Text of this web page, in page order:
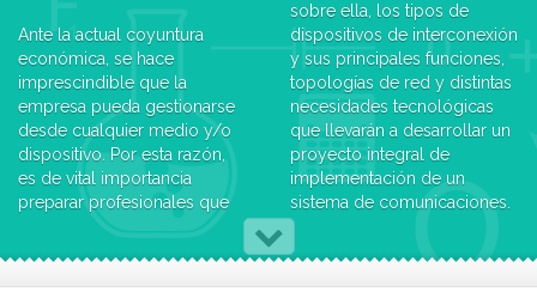
Ante la actual coyuntura
económica, se hace
imprescindible que la
empresa pueda gestionarse
desde cualquier medio y/o
dispositivo. Por esta razón,
es de vital importancia
preparar profesionales que
sean capaces de poder
sobre ella, los tipos de
dispositivos de interconexión
y sus principales funciones,
topologías de red y distintas
necesidades tecnológicas
que llevarán a desarrollar un
proyecto integral de
implementación de un
sistema de comunicaciones.
- Estructurar una red
corporativa para aislar